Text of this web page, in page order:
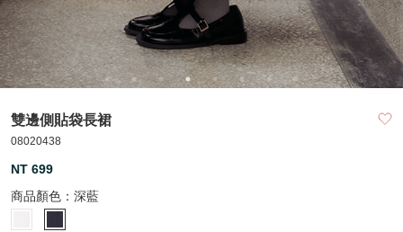
雙邊側貼袋長裙
08020438
NT 699
商品顏色： 深藍